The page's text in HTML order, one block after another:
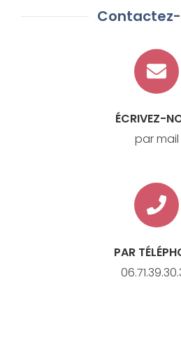
ÉCRIVEZ-
par mail
PAR